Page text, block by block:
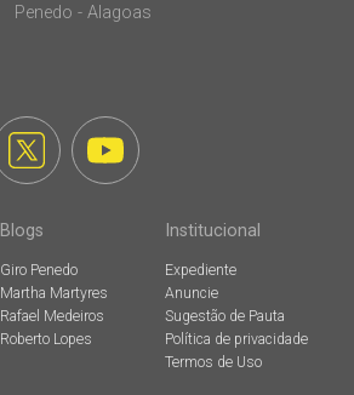
Penedo - Alagoas
Blogs
Giro Penedo
Martha Martyres
Rafael Medeiros
Roberto Lopes
Institucional
Expediente
Anuncie
Sugestão de Pauta
Política de privacidade
Termos de Uso